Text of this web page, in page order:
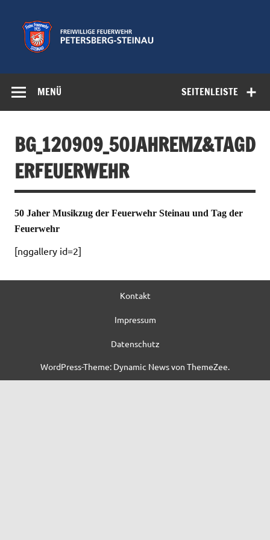
springen
Feuerwehr
Petersberg-
SEITENLEISTE
MENÜ
BG_120909_50JAHREMZ&TAGD
ERFEUERWEHR
50 Jaher Musikzug der Feuerwehr Steinau und Tag der
Feuerwehr
[nggallery id=2]
Kontakt
Impressum
Datenschutz
WordPress-Theme: Dynamic News von ThemeZee.